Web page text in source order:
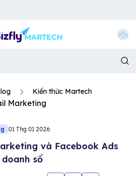
Kiến thức Martech
Marketing
01 Thg 01 2026
và Facebook Ads
số